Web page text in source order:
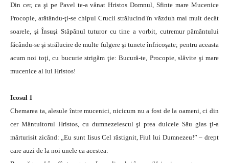
Din cer, ca şi pe Pavel te-a vânat Hristos Domnul, Sfinte mare Mucenice
Procopie, arătându-ţi-se chipul Crucii strălucind în văzduh mai mult decât
soarele, şi Însuşi Stăpânul tuturor cu tine a vorbit, cutremur pământului
făcându-se şi strălucire de multe fulgere şi tunete înfricoşate; pentru aceasta
acum noi toţi, cu bucurie strigăm ţie: Bucură-te, Procopie, slăvite şi mare
mucenice al lui Hristos!
Icosul 1
Chemarea ta, alesule între mucenici, nicicum nu a fost de la oameni, ci din
cer Mântuitorul Hristos, cu dumnezeiescul şi prea dulcele Său glas ţi-a
mărturisit zicând: „Eu sunt Iisus Cel răstignit, Fiul lui Dumnezeu!” – drept
care auzi de la noi unele ca acestea: